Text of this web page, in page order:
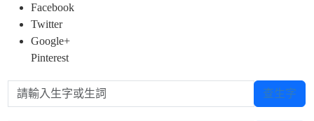
Facebook
Twitter
Google+
Pinterest
請輸入生字或生詞 查生字